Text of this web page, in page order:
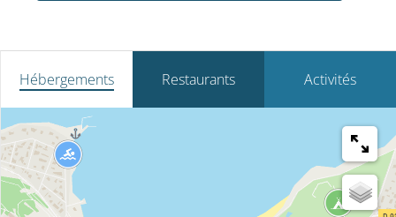
Hébergements Restaurants Activités